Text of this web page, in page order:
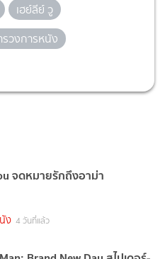
เฮย์ลีย์ วู
รวงการหนัง
จดหมายรักถึงอาม่า
ง 4 วันที่แล้ว